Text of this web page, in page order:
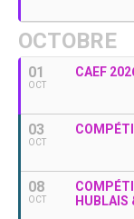
OCTOBRE
01
OCT
CAEF
03
OCT
08
OCT
HUBLAIS